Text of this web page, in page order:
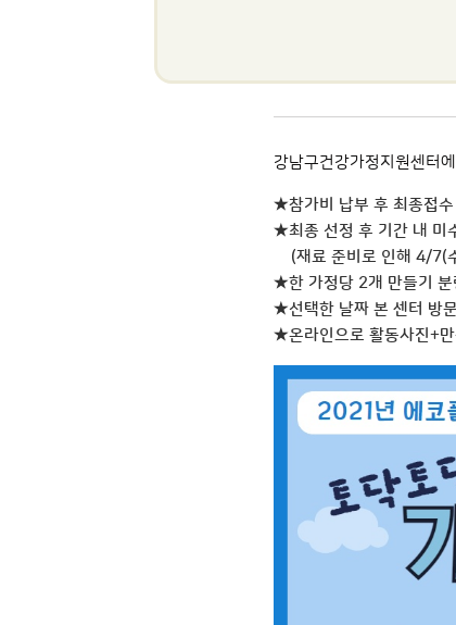
강남구건강가정지원센터
★참가비 납부 후 최종접
★최종 선정 후 기간 내 미
(재료 준비로 인해 4/7(
★한 가정당 2개 만들기 분
★선택한 날짜 본 센터 방
★온라인으로 활동사진+